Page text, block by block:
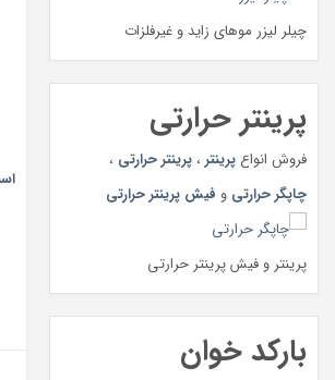
چیلر لیزر موهای زاید و غیرفلزات
پرینتر حرارتی
فروش انواع پرینتر ، پرینتر حرارتی ،
چاپگر حرارتی و فیش پرینتر حرارتی
پرینتر و فیش پرینتر حرارتی
بارکد خوان